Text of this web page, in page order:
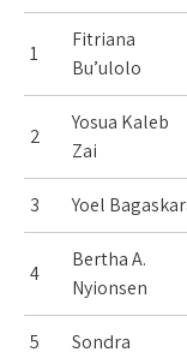
1
Fitriana
Bu’ulolo
2
Yosua Kaleb
Zai
3 Yoel
4
Bertha A.
Nyionsen
5 Sondra